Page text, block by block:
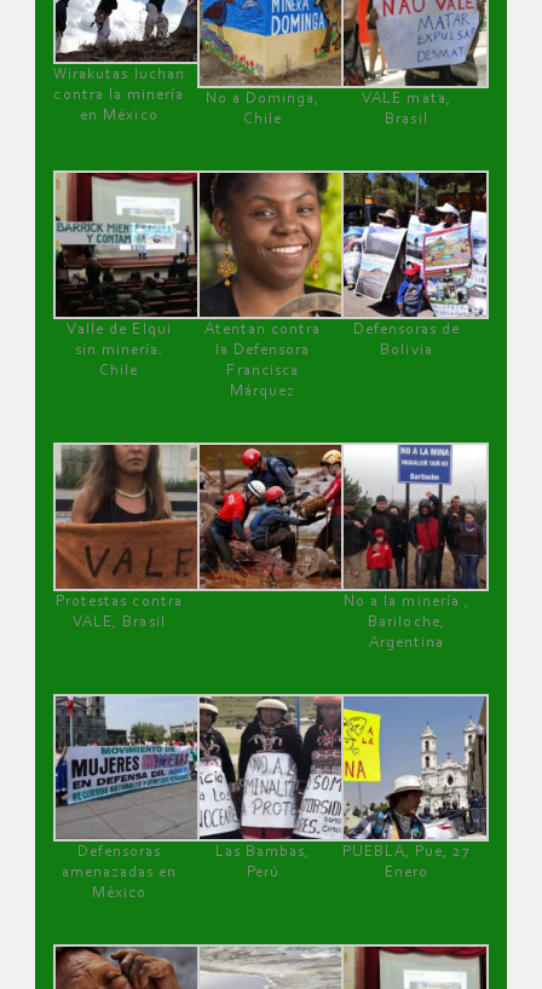
Wirakutas luchan
contra la minería
en México
No a Dominga,
Chile
VALE mata,
Brasil
Valle de Elqui
sin minería.
Chile
Atentan contra
la Defensora
Francisca
Márquez
Defensoras de
Bolivia
Protestas contra
VALE, Brasil
No a la minería ,
Bariloche,
Argentina
Defensoras
amenazadas en
México
Las Bambas,
Perú
PUEBLA, Pue, 27
Enero